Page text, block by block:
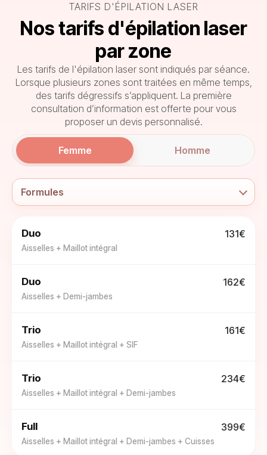
TARIFS D'ÉPILATION LASER
Nos tarifs d'épilation laser
par zone
Les tarifs de l'épilation laser sont indiqués par séance.
Lorsque plusieurs zones sont traitées en même temps,
des tarifs dégressifs s’appliquent. La première
consultation d’information est offerte pour vous
proposer un devis personnalisé.
Femme Homme
Formules
Duo
Aisselles + Maillot intégral
131€
Duo
Aisselles + Demi-jambes
162€
Trio
Aisselles + Maillot intégral + SIF
161€
Trio
Aisselles + Maillot intégral + Demi-jambes
234€
Full
Aisselles + Maillot intégral + Demi-jambes + Cuisses
399€